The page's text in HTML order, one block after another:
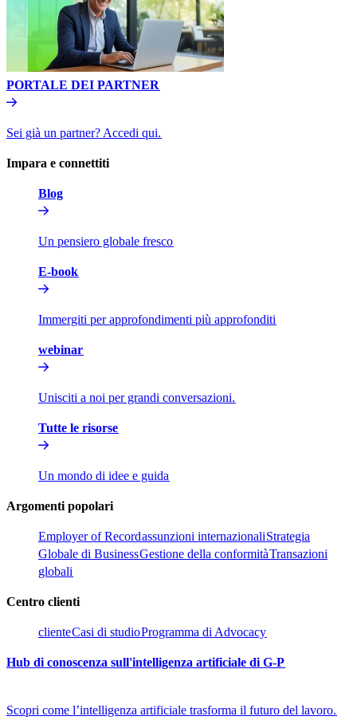
PORTALE DEI PARTNER​​
Sei già un partner? Accedi qui.​​
Impara e connettiti​​
Blog​​
Un pensiero globale fresco​​
E-book​​
Immergiti per approfondimenti più approfonditi​​
webinar​​
Unisciti a noi per grandi conversazioni.​​
Tutte le risorse​​
Un mondo di idee e guida​​
Argomenti popolari​​
Employer of Record​​assunzioni internazionali​​Strategia
Globale di Business​​Gestione della conformità​​Transazioni
globali​​
Centro clienti​​
cliente​​Casi di studio​​Programma di Advocacy​​
Hub di conoscenza sull'intelligenza artificiale di G-P​​
Scopri come l’intelligenza artificiale trasforma il futuro del lavoro.​​